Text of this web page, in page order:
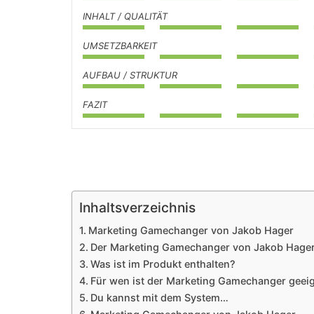
INHALT / QUALITÄT
UMSETZBARKEIT
AUFBAU / STRUKTUR
FAZIT
Inhaltsverzeichnis
Marketing Gamechanger von Jakob Hager
Der Marketing Gamechanger von Jakob
Was ist im Produkt enthalten?
Für wen ist der Marketing Gamechanger
Du kannst mit dem System…